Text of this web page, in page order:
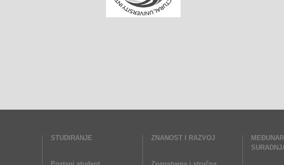
STUDIRANJE ZNANOST I RAZVOJ